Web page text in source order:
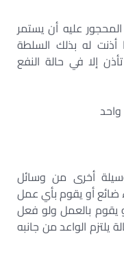
المحجور عليه أن يستمر
أذنت له بذلك السلطة
إلا في حالة النفع
واحد
أخرى من وسائل
ضائع أو يقوم بأي عمل
يقوم بالعمل ولو فعل
الواعد من جانبه